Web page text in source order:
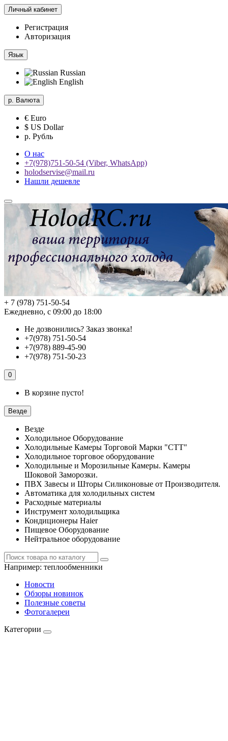
Личный кабинет
Регистрация
Авторизация
Язык
Russian
English
р. Валюта
€ Euro
$ US Dollar
р. Рубль
О нас
+7(978)751-50-54 (Viber, WhatsApp)
holodservise@mail.ru
Нашли дешевле
+ 7 (978) 751-50-54
Ежедневно, с 09:00 до 18:00
Не дозвонились? Заказ звонка!
+7(978) 751-50-54
+7(978) 889-45-90
+7(978) 751-50-23
0
В корзине пусто!
Везде
Везде
Холодильное Оборудование
Холодильные Камеры Торговой Марки "СТТ"
Холодильное торговое оборудование
Холодильные и Морозильные Камеры. Камеры
Шоковой Заморозки.
ПВХ Завесы и Шторы Силиконовые от Производителя.
Автоматика для холодильных систем
Расходные материалы
Инструмент холодильщика
Кондиционеры Haier
Пищевое Оборудование
Нейтральное оборудование
Например: теплообменники
Новости
Обзоры новинок
Полезные советы
Фотогалереи
Категории